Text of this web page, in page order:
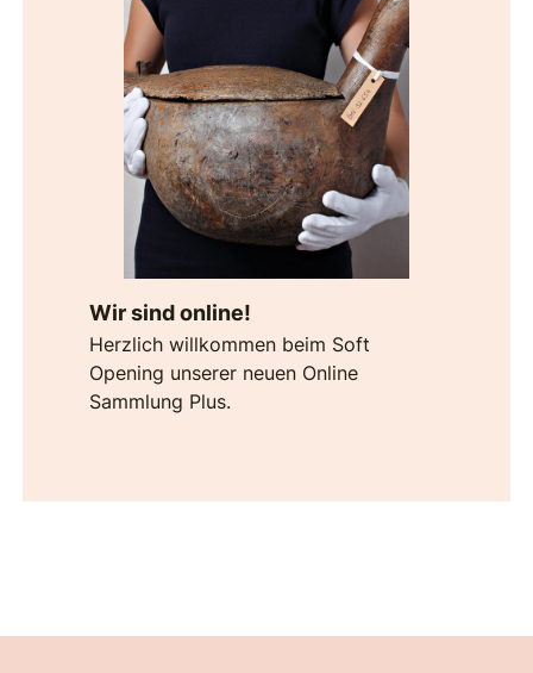
Wir sind online!
Herzlich willkommen beim Soft
Opening unserer neuen Online
Sammlung Plus.